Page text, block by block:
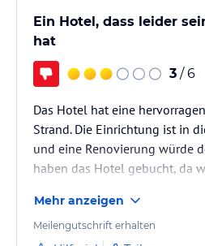
Ein Hotel, dass leider
hat
3 / 6
Das Hotel hat eine
Strand. Die Einrichtung ist in
und eine Renovierung würde
haben das Hotel gebucht, da
seitdem auch nichts verändert
Mehr anzeigen
Meilengutschrift erhalten